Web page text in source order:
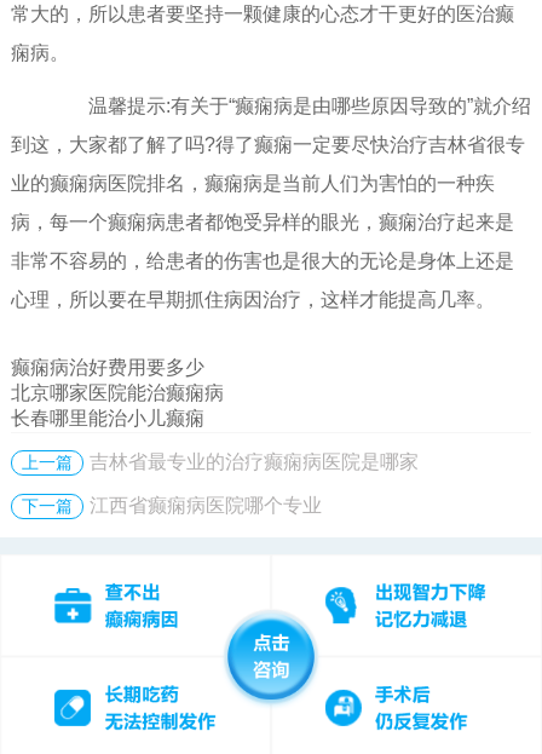
常大的，所以患者要坚持一颗健康的心态才干更好的医治癫
痫病。
温馨提示:有关于“癫痫病是由哪些原因导致的”就介绍
到这，大家都了解了吗?得了癫痫一定要尽快治疗吉林省很专
业的癫痫病医院排名，癫痫病是当前人们为害怕的一种疾
病，每一个癫痫病患者都饱受异样的眼光，癫痫治疗起来是
非常不容易的，给患者的伤害也是很大的无论是身体上还是
心理，所以要在早期抓住病因治疗，这样才能提高几率。
癫痫病治好费用要多少
北京哪家医院能治癫痫病
长春哪里能治小儿癫痫
上一篇 吉林省最专业的治疗癫痫病医院是哪家
下一篇 江西省癫痫病医院哪个专业